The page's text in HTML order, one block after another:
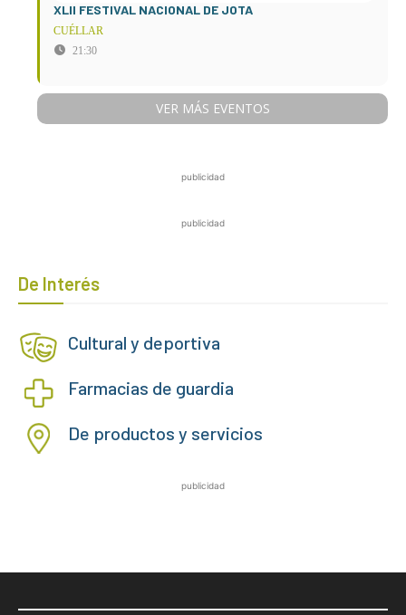
XLII FESTIVAL NACIONAL DE JOTA
CUÉLLAR
21:30
VER MÁS EVENTOS
publicidad
publicidad
De Interés
Cultural y deportiva
Farmacias de guardia
De productos y servicios
publicidad